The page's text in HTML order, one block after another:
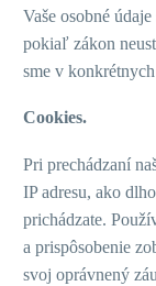
Vaše osobné
pokiaľ zákon
sme v
Cookies.
Pri prechádzaní
IP adresu, ako
prichádzate.
a prispôsobenie
svoj oprávnený